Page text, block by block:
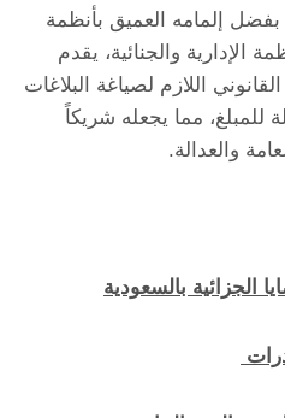
بفضل إلمامه العميق بأنظمة
الإدارية والجنائية، يقدم
اللازم لصياغة البلاغات
للمبلغ، مما يجعله شريكاً
والعدالة.
الجزائية بالسعودية